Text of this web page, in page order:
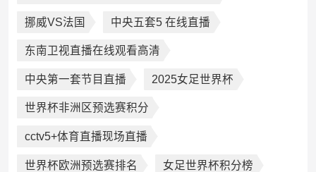
挪威VS法国 中央五套5 在线直播
东南卫视直播在线观看高清
中央第一套节目直播 2025女足世界杯
世界杯非洲区预选赛积分
cctv5+体育直播现场直播
世界杯欧洲预选赛排名 女足世界杯积分榜